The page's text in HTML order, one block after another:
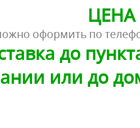
ЦЕНА
оформить по
до
или до